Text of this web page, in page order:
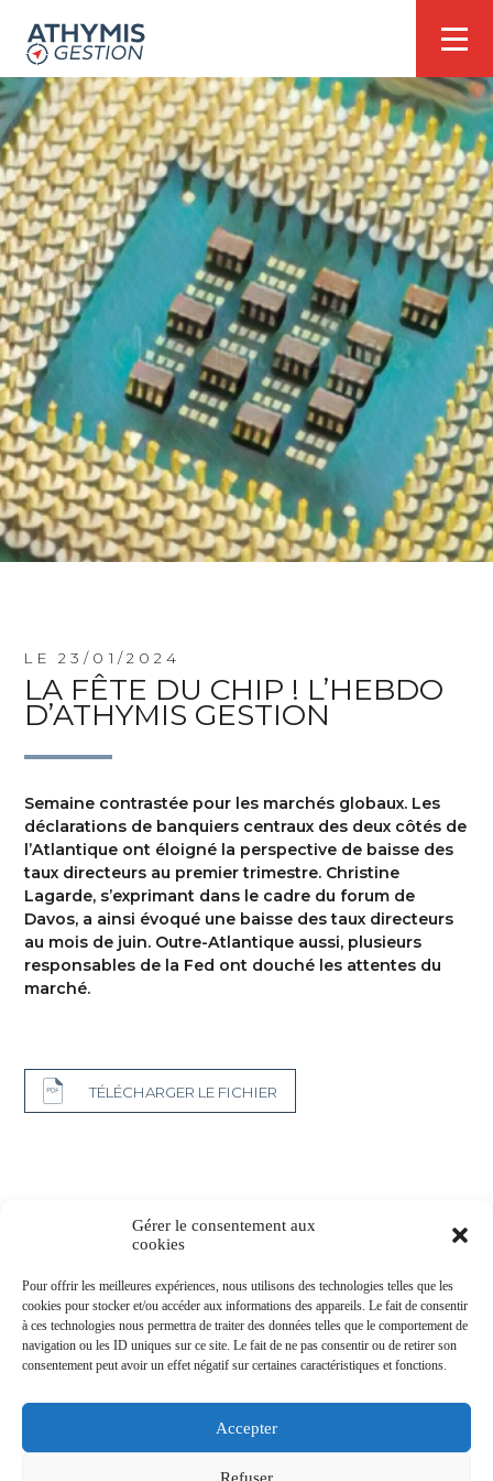
Gérer le consentement aux
cookies
Pour offrir les meilleures expériences, nous utilisons des technologies telles que les
cookies pour stocker et/ou accéder aux informations des appareils. Le fait de consentir
à ces technologies nous permettra de traiter des données telles que le comportement de
navigation ou les ID uniques sur ce site. Le fait de ne pas consentir ou de retirer son
consentement peut avoir un effet négatif sur certaines caractéristiques et fonctions.
Accepter
Refuser
LE 23/01/2024
LA FÊTE DU CHIP ! L’HEBDO
D’ATHYMIS GESTION
Semaine contrastée pour les marchés globaux. Les
déclarations de banquiers centraux des deux côtés de
l’Atlantique ont éloigné la perspective de baisse des
taux directeurs au premier trimestre. Christine
Lagarde, s’exprimant dans le cadre du forum de
Davos, a ainsi évoqué une baisse des taux directeurs
au mois de juin. Outre-Atlantique aussi, plusieurs
responsables de la Fed ont douché les attentes du
marché.
TÉLÉCHARGER LE FICHIER
MENTIONS
DIRECTIVE
PARTENAIRES CONTACT